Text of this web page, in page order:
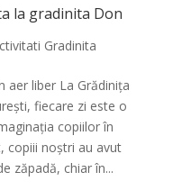
la gradinita Don
Gradinita
aer liber La Grădinița
fiecare zi este o
copiilor în
copiii noștri au avut
zăpadă, chiar în...